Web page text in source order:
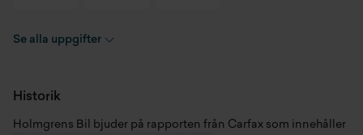
Chassinummer
Skick Begagnad
Se alla uppgifter
Historik
Holmgrens Bil bjuder på rapporten från Carfax som innehåller